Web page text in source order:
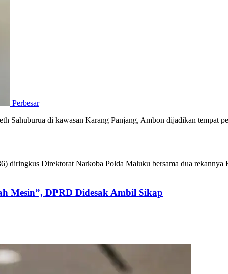
Perbesar
Sahuburua di kawasan Karang Panjang, Ambon dijadikan tempat
diringkus Direktorat Narkoba Polda Maluku bersama dua
Mesin”, DPRD Didesak Ambil Sikap